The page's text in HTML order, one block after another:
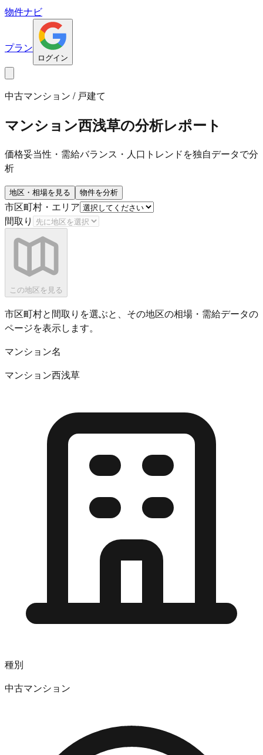
物件ナビ
プラン
ログイン
中古マンション / 戸建て
マンション西浅草の分析レポート
価格妥当性・需給バランス・人口トレンドを独自データで分
析
地区・相場を見る 物件を分析
市区町村・エリア
間取り
この地区を見る
市区町村と間取りを選ぶと、その地区の相場・需給データの
ページを表示します。
マンション名
マンション西浅草
種別
中古マンション